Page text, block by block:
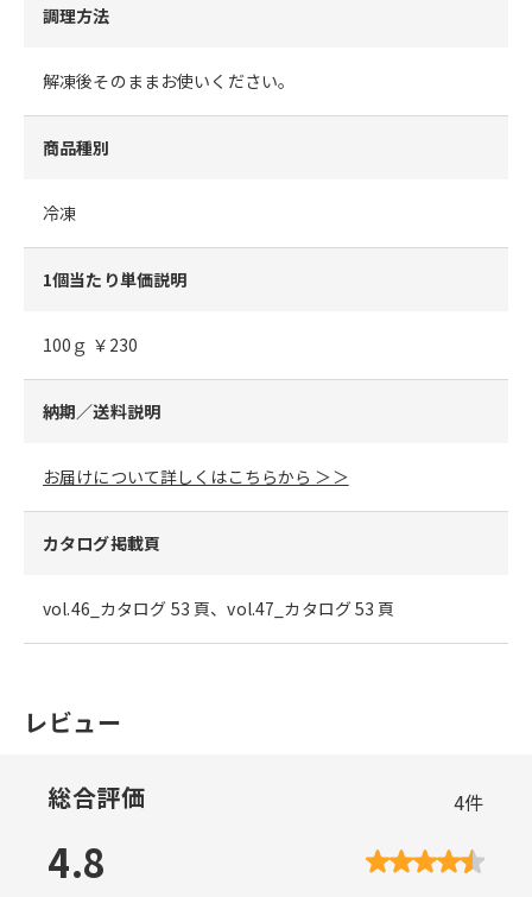
調理方法
解凍後そのままお使いください。
商品種別
冷凍
1個当たり単価説明
100ｇ ￥230
納期／送料説明
お届けについて詳しくはこちらから ＞＞
カタログ掲載頁
vol.46_カタログ 53 頁、vol.47_カタログ 53 頁
レビュー
総合評価 4件
4.8